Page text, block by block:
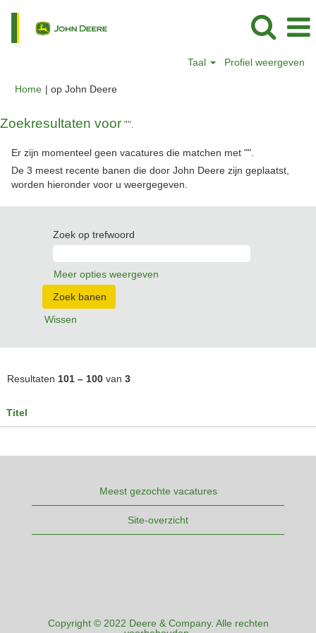
Taal Profiel weergeven
Home | op John Deere(huidige
Zoekresultaten voor "".
Er zijn momenteel geen vacatures die matchen met "".
De 3 meest recente banen die door John Deere zijn geplaatst,
worden hieronder voor u weergegeven.
Zoek op trefwoord
Meer opties weergeven
Wissen
Resultaten 101 – 100 van 3
Titel
Meest gezochte vacatures
Site-overzicht
Copyright © 2022 Deere & Company. Alle rechten